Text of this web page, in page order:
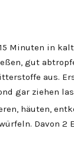
Minuten in
gut
aus.
gar ziehen
häuten,
Davon 2